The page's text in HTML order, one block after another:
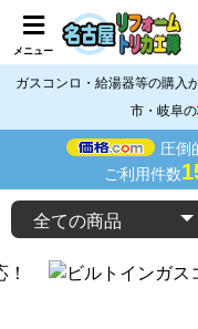
メニュー
ガスコンロ・給湯器等の購入
市・岐阜の
圧倒
ご利用件数